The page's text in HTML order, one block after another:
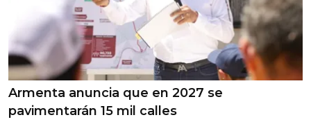
Armenta anuncia que en 2027 se
pavimentarán 15 mil calles